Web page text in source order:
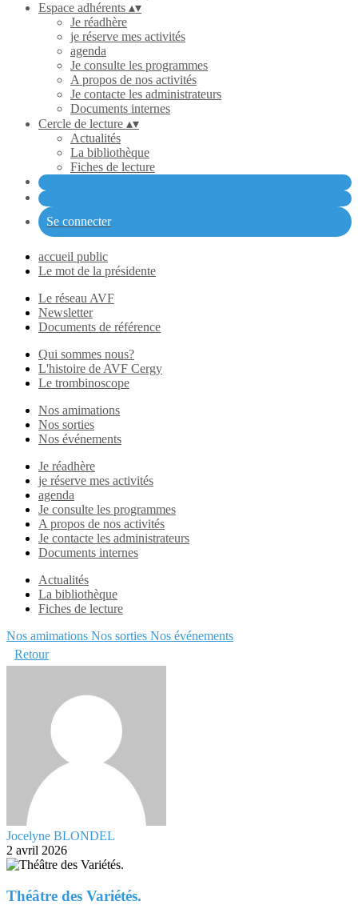
Espace adhérents ▴▾
Je réadhère
je réserve mes activités
agenda
Je consulte les programmes
A propos de nos activités
Je contacte les administrateurs
Documents internes
Cercle de lecture ▴▾
Actualités
La bibliothèque
Fiches de lecture
Se connecter
accueil public
Le mot de la présidente
Le réseau AVF
Newsletter
Documents de référence
Qui sommes nous?
L'histoire de AVF Cergy
Le trombinoscope
Nos amimations
Nos sorties
Nos événements
Je réadhère
je réserve mes activités
agenda
Je consulte les programmes
A propos de nos activités
Je contacte les administrateurs
Documents internes
Actualités
La bibliothèque
Fiches de lecture
Nos amimations Nos sorties Nos événements
Retour
Jocelyne BLONDEL
2 avril 2026
Théâtre des Variétés.